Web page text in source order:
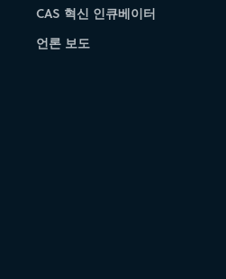
CAS 혁신 인큐베이터
언론 보도